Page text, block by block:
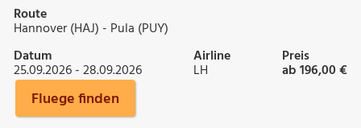
Route
Hannover (HAJ) - Pula (PUY)
Datum
25.09.2026 - 28.09.2026
Airline
LH
Preis
ab 196,00 €
Fluege finden